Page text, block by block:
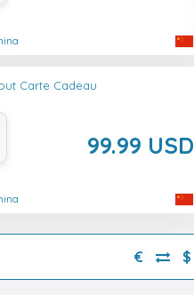
Carte Cadeau
99.99 USD
€ $